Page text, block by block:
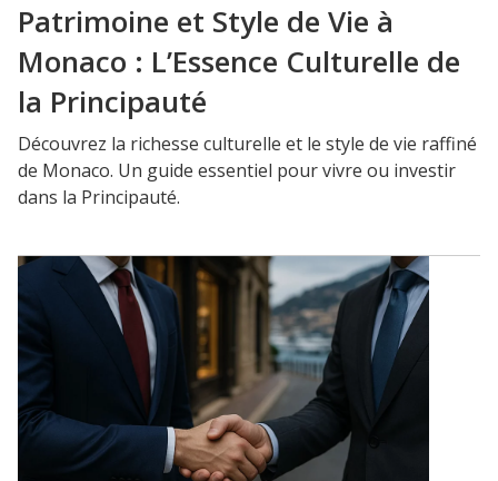
Patrimoine et Style de Vie à
Monaco : L’Essence Culturelle de
la Principauté
Découvrez la richesse culturelle et le style de vie raffiné
de Monaco. Un guide essentiel pour vivre ou investir
dans la Principauté.